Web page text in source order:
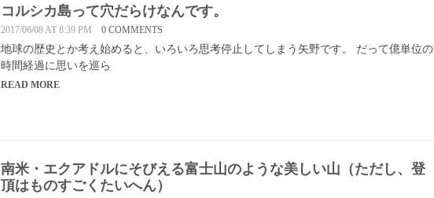
コルシカ島って穴だらけなんです。
2017/06/08 AT 8:39 PM 0 COMMENTS
地球の歴史とか考え始めると、いろいろ思考停止してしまう矢野です。 だって億単位の
時間経過に思いを巡ら
READ MORE
南米・エクアドルにそびえる富士山のような美しい山（ただし、登
頂はものすごくたいへん）